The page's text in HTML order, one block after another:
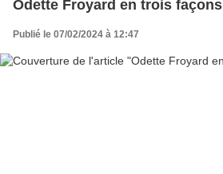
Odette Froyard en trois façons
Publié le 07/02/2024 à 12:47